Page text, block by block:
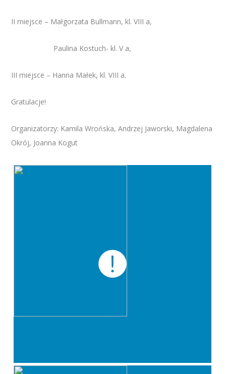
II miejsce – Małgorzata Bullmann, kl. VIII a,
Paulina Kostuch- kl. V a,
III miejsce – Hanna Małek, kl. VIII a.
Gratulacje!
Organizatorzy: Kamila Wrońska, Andrzej Jaworski, Magdalena
Okrój, Joanna Kogut